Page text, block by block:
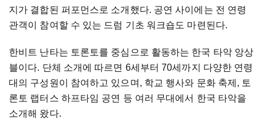
지가 결합된 퍼포먼스로 소개했다. 공연 사이에는 전 연령
관객이 참여할 수 있는 드럼 기초 워크숍도 마련된다.
한비트 난타는 토론토를 중심으로 활동하는 한국 타악 앙상
블이다. 단체 소개에 따르면 6세부터 70세까지 다양한 연령
대의 구성원이 참여하고 있으며, 학교 행사와 문화 축제, 토
론토 랩터스 하프타임 공연 등 여러 무대에서 한국 타악을
소개해 왔다.